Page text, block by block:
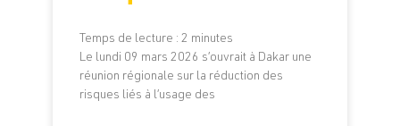
Temps de lecture : 2 minutes
Le lundi 09 mars 2026 s’ouvrait à Dakar une
réunion régionale sur la réduction des
risques liés à l’usage des